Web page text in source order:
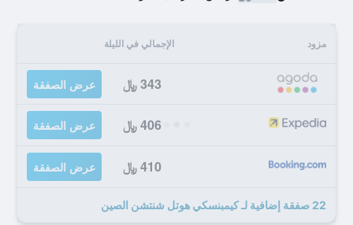
مزود الإجمالي في الليلة
343 ﷼ عرض الصفقة
406 ﷼ عرض الصفقة
410 ﷼ عرض الصفقة
22 صفقة إضافية لـ كيمبنسكي هوتل شنتشن الصين